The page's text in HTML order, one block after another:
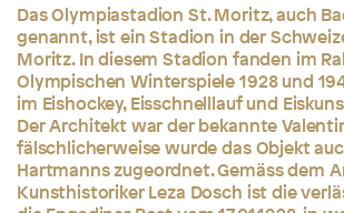
Das Olympiastadion St. Moritz, auch
genannt, ist ein Stadion in der
Moritz. In diesem Stadion fanden im
Olympischen Winterspiele 1928 und
im Eishockey, Eisschnelllauf und
Der Architekt war der bekannte
fälschlicherweise wurde das Objekt
Hartmanns zugeordnet. Gemäss dem
Kunsthistoriker Leza Dosch ist die